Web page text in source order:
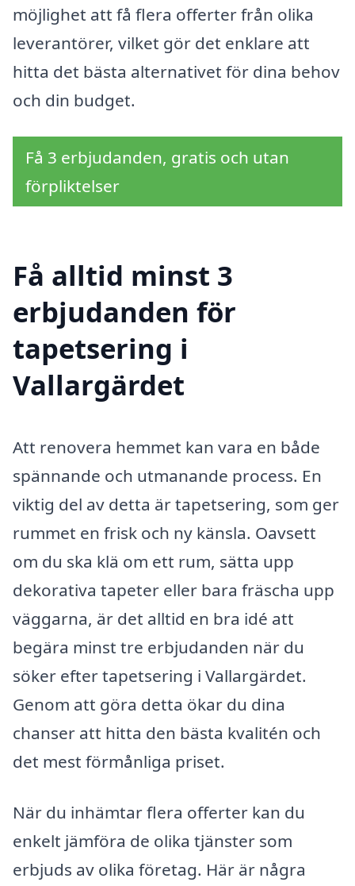
möjlighet att få flera offerter från olika
leverantörer, vilket gör det enklare att
hitta det bästa alternativet för dina behov
och din budget.
Få 3 erbjudanden, gratis och utan
förpliktelser
Få alltid minst 3
erbjudanden för
tapetsering i
Vallargärdet
Att renovera hemmet kan vara en både
spännande och utmanande process. En
viktig del av detta är tapetsering, som ger
rummet en frisk och ny känsla. Oavsett
om du ska klä om ett rum, sätta upp
dekorativa tapeter eller bara fräscha upp
väggarna, är det alltid en bra idé att
begära minst tre erbjudanden när du
söker efter tapetsering i Vallargärdet.
Genom att göra detta ökar du dina
chanser att hitta den bästa kvalitén och
det mest förmånliga priset.
När du inhämtar flera offerter kan du
enkelt jämföra de olika tjänster som
erbjuds av olika företag. Här är några